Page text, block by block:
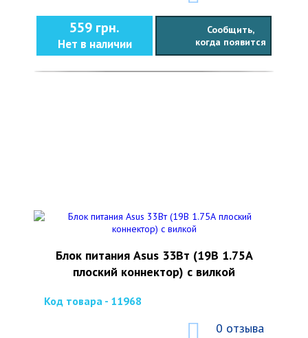
559 грн.
Нет в наличии
Сообщить,
когда появится
Блок питания Asus 33Вт (19В 1.75А
плоский коннектор) с вилкой
Код товара - 11968
0 отзыва